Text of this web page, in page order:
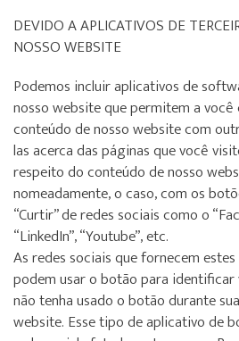
DEVIDO A APLICATIVOS DE
NOSSO WEBSITE
Podemos incluir aplicativos de
nosso website que permitem a
conteúdo de nosso website com
las acerca das páginas que você
respeito do conteúdo de nosso
nomeadamente, o caso, com os
“Curtir” de redes sociais como o
“LinkedIn”, “Youtube”, etc.
As redes sociais que fornecem
podem usar o botão para identificar
não tenha usado o botão durante
website. Esse tipo de aplicativo de